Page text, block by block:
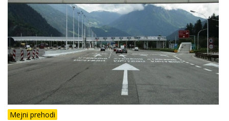
Mejni prehodi